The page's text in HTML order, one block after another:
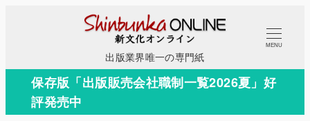
コ
テ
出版業界唯一の専門紙
MENU
保存版「出版販売会社職制一覧2026夏」好
評発売中